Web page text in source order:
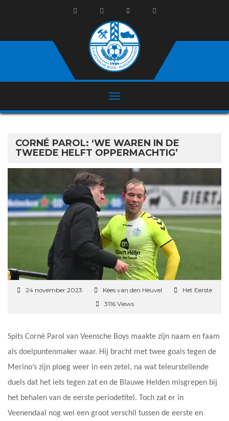
CORNÉ PAROL: ‘WE WAREN IN DE
TWEEDE HELFT OPPERMACHTIG’
24 november 2023 Kees van den Heuvel
Het Eerste
3116 Views
Spits Corné Parol van Veensche Boys maakte zijn naam en faam
als doelpuntenmaker waar. Hij bracht met twee goals tegen de
Merino’s zijn ploeg weer in een zetel, na wat teleurstellende
duels dat het iets tegen zat en de Blauwe Helden misgrepen bij
het behalen van de eerste periodetitel. Toch zat er in
Veenendaal nog wel een groot verschil tussen de eerste en